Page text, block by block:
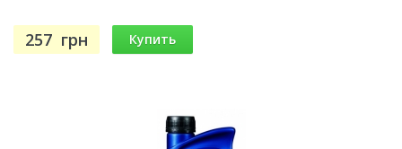
257 грн Купить